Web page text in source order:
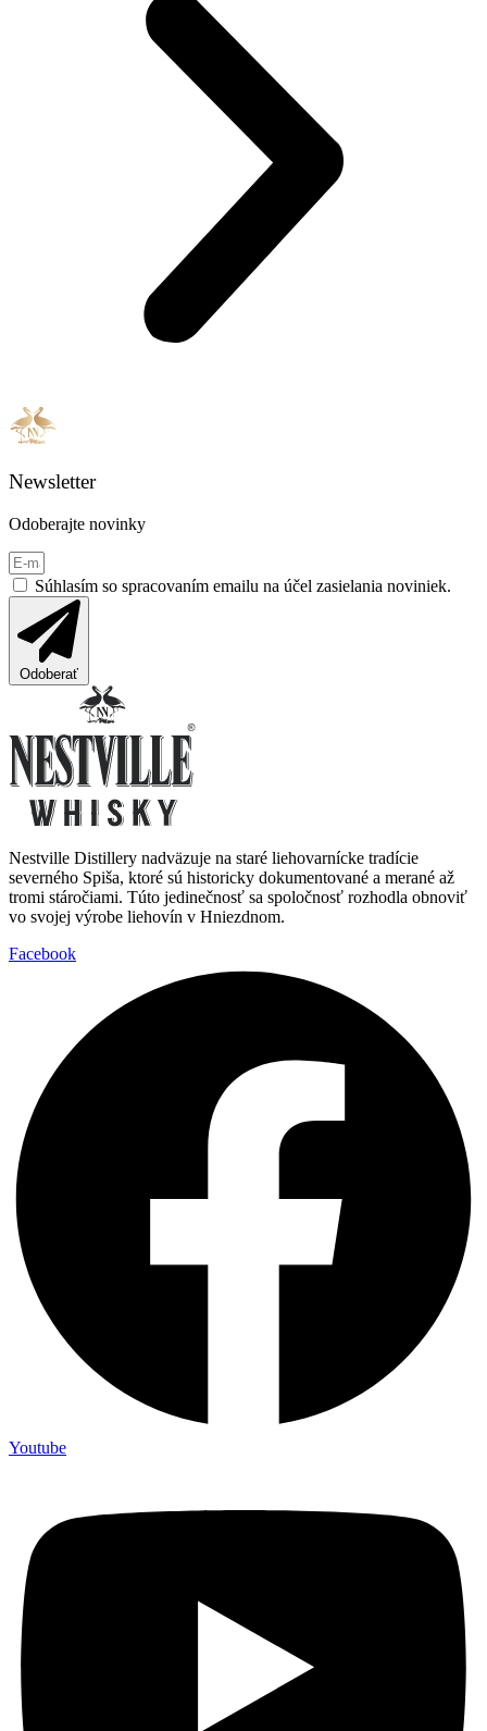
Newsletter
Odoberajte novinky
Súhlasím so spracovaním emailu na účel zasielania noviniek.
Odoberať
Nestville Distillery nadväzuje na staré liehovarnícke tradície
severného Spiša, ktoré sú historicky dokumentované a merané až
tromi stáročiami. Túto jedinečnosť sa spoločnosť rozhodla obnoviť
vo svojej výrobe liehovín v Hniezdnom.
Facebook
Youtube